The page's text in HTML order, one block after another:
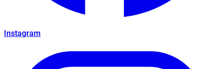
Instagram